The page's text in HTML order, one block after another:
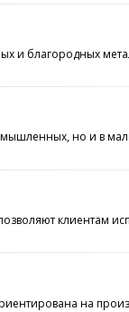
и благородных
но и в
клиентам
на